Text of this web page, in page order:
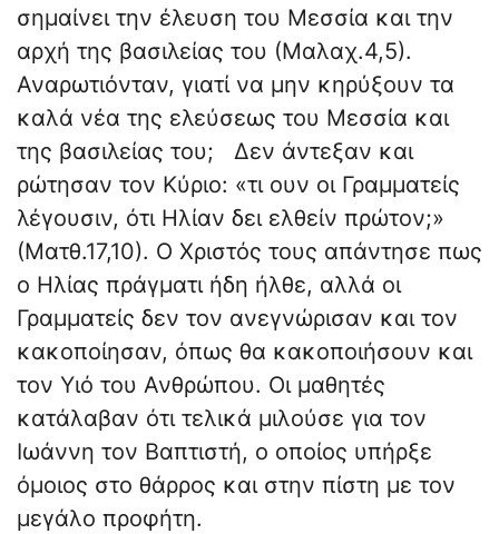
σημαίνει την έλευση του Μεσσία και την
αρχή της βασιλείας του (Μαλαχ.4,5).
Αναρωτιόνταν, γιατί να μην κηρύξουν τα
καλά νέα της ελεύσεως του Μεσσία και
της βασιλείας του; Δεν άντεξαν και
ρώτησαν τον Κύριο: «τι ουν οι Γραμματείς
λέγουσιν, ότι Ηλίαν δει ελθείν πρώτον;»
(Ματθ.17,10). Ο Χριστός τους απάντησε πως
ο Ηλίας πράγματι ήδη ήλθε, αλλά οι
Γραμματείς δεν τον ανεγνώρισαν και τον
κακοποίησαν, όπως θα κακοποιήσουν και
τον Υιό του Ανθρώπου. Οι μαθητές
κατάλαβαν ότι τελικά μιλούσε για τον
Ιωάννη τον Βαπτιστή, ο οποίος υπήρξε
όμοιος στο θάρρος και στην πίστη με τον
μεγάλο προφήτη.